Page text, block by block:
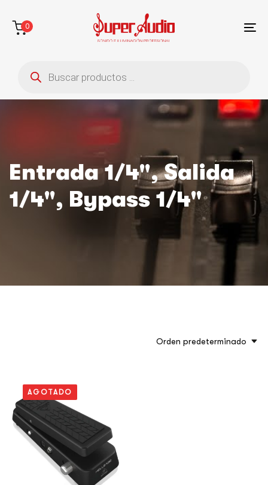
enlaces
contenido
0
productos
Entrada 1/4", Salida
1/4", Bypass 1/4"
Orden predeterminado
AGOTADO